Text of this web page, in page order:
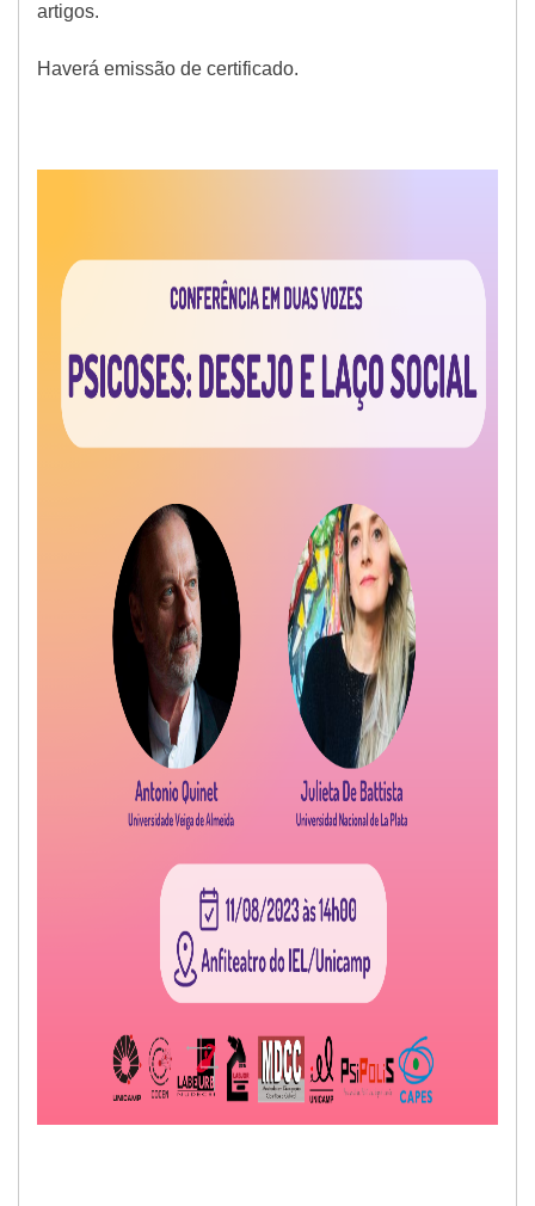
artigos.
Haverá emissão de certificado.